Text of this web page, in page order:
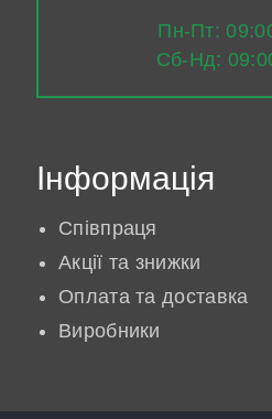
Пн-Пт:
Сб-Нд:
Інформація
Співпраця
Акції та знижки
Оплата та доставка
Виробники